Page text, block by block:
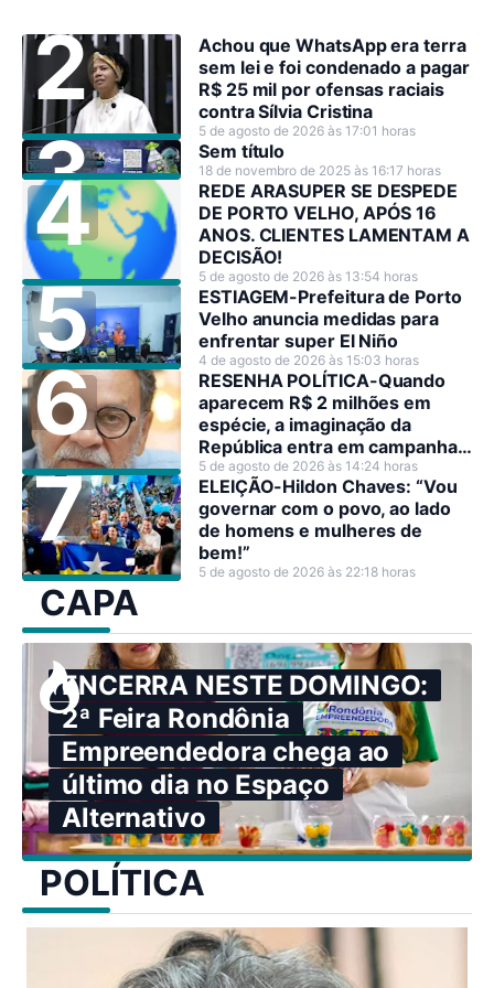
Achou que WhatsApp era terra
sem lei e foi condenado a pagar
R$ 25 mil por ofensas raciais
contra Sílvia Cristina
5 de agosto de 2026 às 17:01 horas
Sem título
18 de novembro de 2025 às 16:17 horas
REDE ARASUPER SE DESPEDE
DE PORTO VELHO, APÓS 16
ANOS. CLIENTES LAMENTAM A
DECISÃO!
5 de agosto de 2026 às 13:54 horas
ESTIAGEM-Prefeitura de Porto
Velho anuncia medidas para
enfrentar super El Niño
4 de agosto de 2026 às 15:03 horas
RESENHA POLÍTICA-Quando
aparecem R$ 2 milhões em
espécie, a imaginação da
República entra em campanha
antes dos candidatos.
5 de agosto de 2026 às 14:24 horas
ELEIÇÃO-Hildon Chaves: “Vou
governar com o povo, ao lado
de homens e mulheres de
bem!”
5 de agosto de 2026 às 22:18 horas
CAPA
ENCERRA NESTE DOMINGO:
2ª Feira Rondônia
Empreendedora chega ao
último dia no Espaço
Alternativo
POLÍTICA